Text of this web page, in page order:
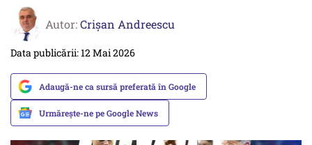
Autor:Crişan Andreescu
Data publicării: 12 Mai 2026
Adaugă-ne ca sursă preferată în Google
Urmărește-ne pe Google News